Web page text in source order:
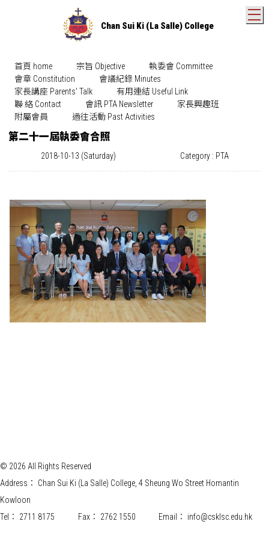
Chan Sui Ki (La Salle) College
首頁 home 宗旨 Objective
執委會 Committee
會章 Constitution
會議紀錄 Minutes
家長講座 Parents' Talk
有用連結 Useful Link
聯 絡 Contact
會訊 PTA Newsletter
家長興趣班
附屬會員
過往活動 Past Activities
第二十一屆執委會合照
2018-10-13 (Saturday) Category : PTA
© 2026 All Rights Reserved
Address：
Chan Sui Ki (La Salle) College, 4 Sheung Wo Street Homantin
Kowloon
Tel：
2711 8175 Fax： 2762 1550 Email： info@csklsc.edu.hk